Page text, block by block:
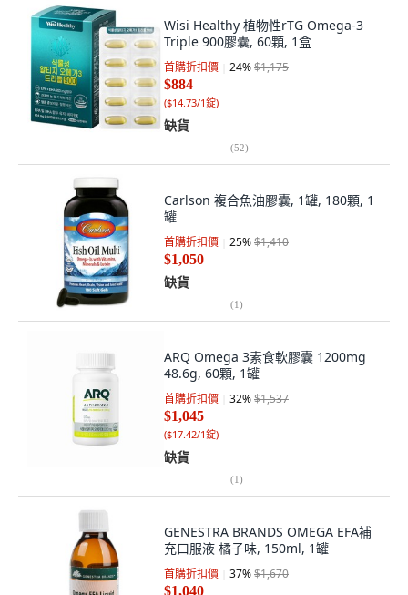
Wisi Healthy 植物性rTG Omega-3
Triple 900膠囊, 60顆, 1盒
首購折扣價 24%$1,175
$884
($14.73/1錠)
缺貨
(52)
Carlson 複合魚油膠囊, 1罐, 180顆, 1
罐
首購折扣價 25%$1,410
$1,050
缺貨
(1)
ARQ Omega 3素食軟膠囊 1200mg
48.6g, 60顆, 1罐
首購折扣價 32%$1,537
$1,045
($17.42/1錠)
缺貨
(1)
GENESTRA BRANDS OMEGA EFA補
充口服液 橘子味, 150ml, 1罐
首購折扣價 37%$1,670
$1,040